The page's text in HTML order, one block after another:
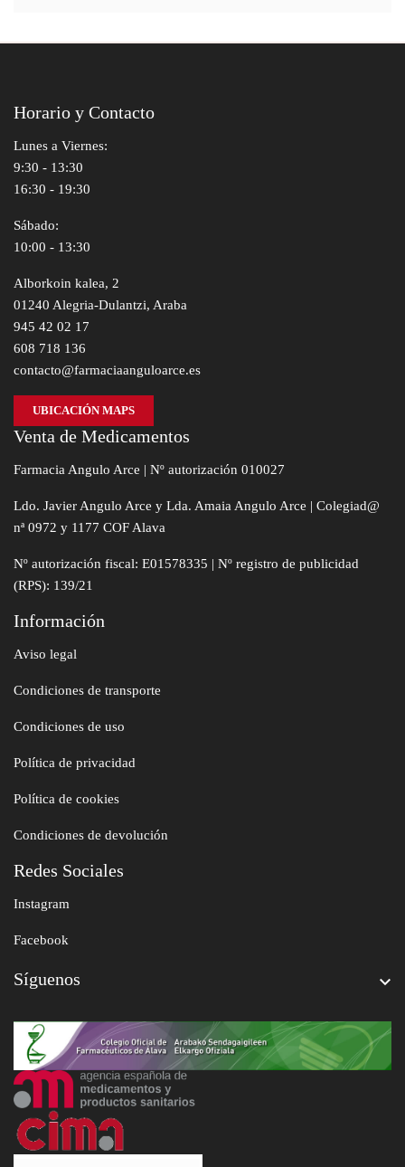
Horario y Contacto
Lunes a Viernes:
9:30 - 13:30
16:30 - 19:30
Sábado:
10:00 - 13:30
Alborkoin kalea, 2
01240 Alegria-Dulantzi, Araba
945 42 02 17
608 718 136
contacto@farmaciaanguloarce.es
UBICACIÓN MAPS
Venta de Medicamentos
Farmacia Angulo Arce | Nº autorización 010027
Ldo. Javier Angulo Arce y Lda. Amaia Angulo Arce | Colegiad@
nª 0972 y 1177 COF Alava
Nº autorización fiscal: E01578335 | Nº registro de publicidad
(RPS): 139/21
Información
Aviso legal
Condiciones de transporte
Condiciones de uso
Política de privacidad
Política de cookies
Condiciones de devolución
Redes Sociales
Instagram
Facebook
Síguenos 